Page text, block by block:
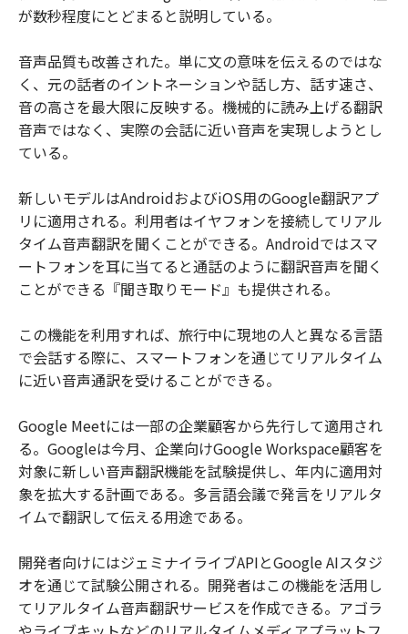
が数秒程度にとどまると説明している。
音声品質も改善された。単に文の意味を伝えるのではな
く、元の話者のイントネーションや話し方、話す速さ、
音の高さを最大限に反映する。機械的に読み上げる翻訳
音声ではなく、実際の会話に近い音声を実現しようとし
ている。
新しいモデルはAndroidおよびiOS用のGoogle翻訳アプ
リに適用される。利用者はイヤフォンを接続してリアル
タイム音声翻訳を聞くことができる。Androidではスマ
ートフォンを耳に当てると通話のように翻訳音声を聞く
ことができる『聞き取りモード』も提供される。
この機能を利用すれば、旅行中に現地の人と異なる言語
で会話する際に、スマートフォンを通じてリアルタイム
に近い音声通訳を受けることができる。
Google Meetには一部の企業顧客から先行して適用され
る。Googleは今月、企業向けGoogle Workspace顧客を
対象に新しい音声翻訳機能を試験提供し、年内に適用対
象を拡大する計画である。多言語会議で発言をリアルタ
イムで翻訳して伝える用途である。
開発者向けにはジェミナイライブAPIとGoogle AIスタジ
オを通じて試験公開される。開発者はこの機能を活用し
てリアルタイム音声翻訳サービスを作成できる。アゴラ